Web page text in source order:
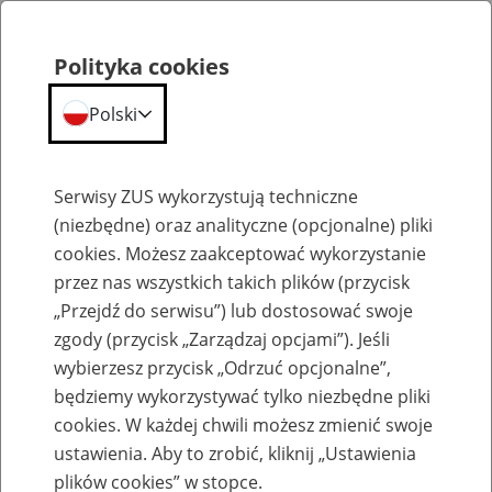
Szkolenia
Zaproś ZUS do siebie: Aktywni 50+
Polityka cookies
Polski
Serwisy ZUS wykorzystują techniczne
(niezbędne) oraz analityczne (opcjonalne) pliki
cookies. Możesz zaakceptować wykorzystanie
przez nas wszystkich takich plików (przycisk
„Przejdź do serwisu”) lub dostosować swoje
zgody (przycisk „Zarządzaj opcjami”). Jeśli
wybierzesz przycisk „Odrzuć opcjonalne”,
będziemy wykorzystywać tylko niezbędne pliki
cookies. W każdej chwili możesz zmienić swoje
ustawienia. Aby to zrobić, kliknij „Ustawienia
plików cookies” w stopce.